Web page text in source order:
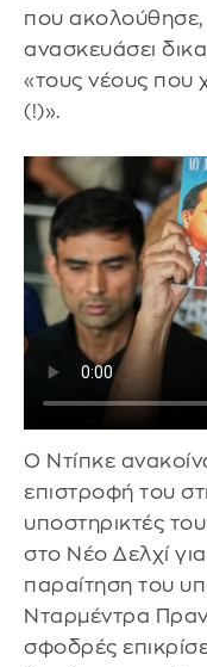
που
ανασκευάσει
«τους νέους που
(!)».
Ο Ντίπκε
επιστροφή του
υποστηρικτές
στο Νέο Δελχί
παραίτηση του
Νταρμέντρα
σφοδρές